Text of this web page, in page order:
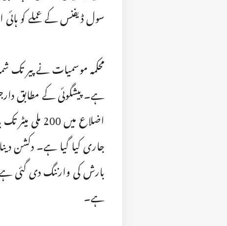
سول ڈیفنس کے عملے کو
محکمہ موسمیات نے پیر تک
ہے۔ پیشگوئی کے مطابق
اضلاع میں
جاری کیا گیا ہے۔ دکشن
بارش کی وارننگ دی گئی
ہے۔